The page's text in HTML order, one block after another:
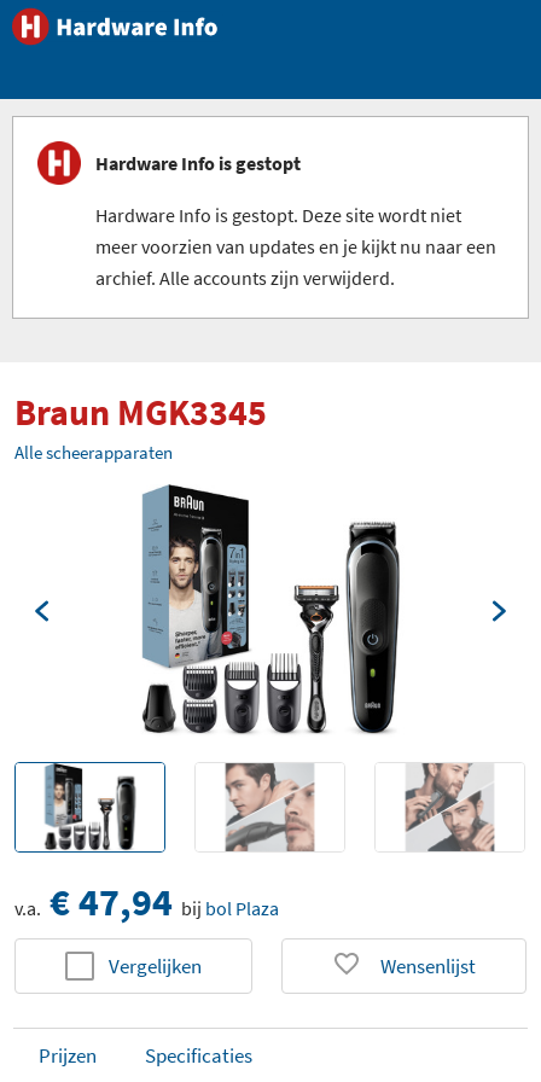
Hardware Info is gestopt
Hardware Info is gestopt. Deze site wordt niet
meer voorzien van updates en je kijkt nu naar een
archief. Alle accounts zijn verwijderd.
Braun MGK3345
Alle scheerapparaten
v.a. € 47,94 bij bol Plaza
Vergelijken Wensenlijst
Prijzen Specificaties